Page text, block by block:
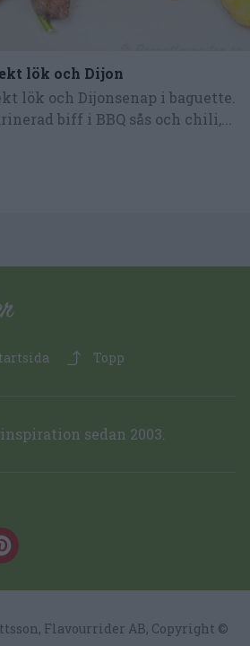
lök och Dijon
lök och Dijonsenap i baguette.
biff i BBQ sås och chili,...
Topp
sedan 2003.
Flavourrider AB, Copyright ©